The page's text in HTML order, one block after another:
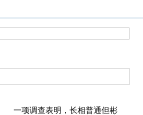
一项调查表明，长相普通但彬